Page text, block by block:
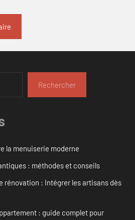
Rechercher
la menuiserie moderne
: méthodes et conseils
rénovation : Intégrer les artisans dès
: guide complet pour